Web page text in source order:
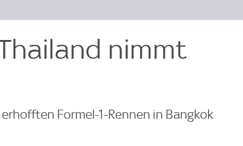
nimmt
Formel-1-Rennen in Bangkok